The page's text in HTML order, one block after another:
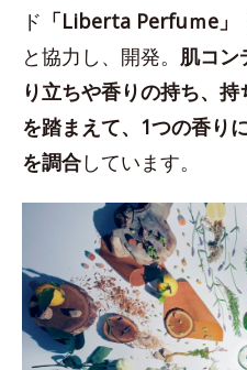
ド 「Liberta Perfuｍe」
と協力し、開発。 肌コン
り立ちや香りの持ち、
を踏まえて、1つの香り
を調合しています。